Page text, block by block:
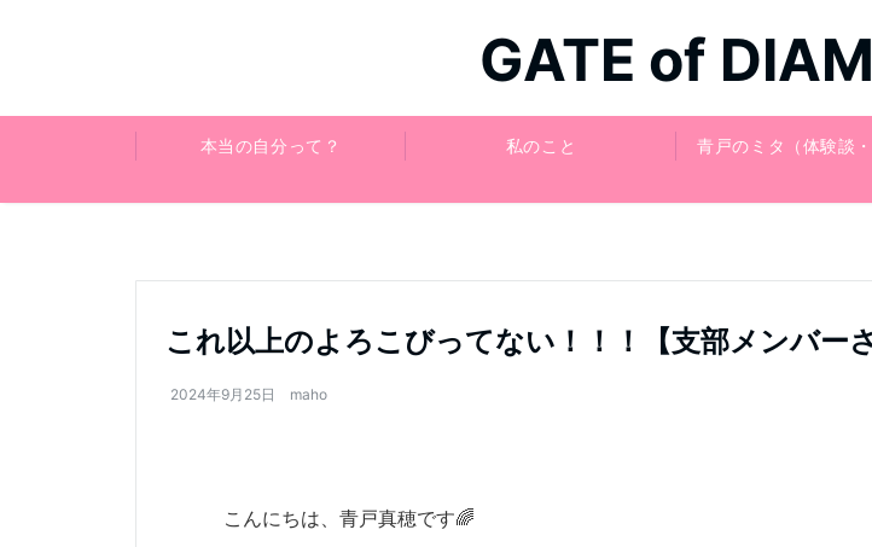
GATE of
本当の自分って？ 私のこと 青戸のミタ（体験談・
これ以上のよろこびってない！！！【支部メンバー
2024年9月25日 maho
こんにちは、青戸真穂です🌈